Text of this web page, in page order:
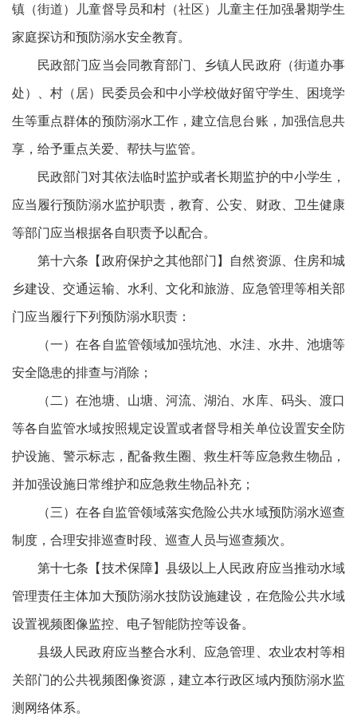
镇（街道）儿童督导员和村（社区）儿童主任加强暑期学生
家庭探访和预防溺水安全教育。
民政部门应当会同教育部门、乡镇人民政府（街道办事
处）、村（居）民委员会和中小学校做好留守学生、困境学
生等重点群体的预防溺水工作，建立信息台账，加强信息共
享，给予重点关爱、帮扶与监管。
民政部门对其依法临时监护或者长期监护的中小学生，
应当履行预防溺水监护职责，教育、公安、财政、卫生健康
等部门应当根据各自职责予以配合。
第十六条【政府保护之其他部门】自然资源、住房和城
乡建设、交通运输、水利、文化和旅游、应急管理等相关部
门应当履行下列预防溺水职责：
（一）在各自监管领域加强坑池、水洼、水井、池塘等
安全隐患的排查与消除；
（二）在池塘、山塘、河流、湖泊、水库、码头、渡口
等各自监管水域按照规定设置或者督导相关单位设置安全防
护设施、警示标志，配备救生圈、救生杆等应急救生物品，
并加强设施日常维护和应急救生物品补充；
（三）在各自监管领域落实危险公共水域预防溺水巡查
制度，合理安排巡查时段、巡查人员与巡查频次。
第十七条【技术保障】县级以上人民政府应当推动水域
管理责任主体加大预防溺水技防设施建设，在危险公共水域
设置视频图像监控、电子智能防控等设备。
县级人民政府应当整合水利、应急管理、农业农村等相
关部门的公共视频图像资源，建立本行政区域内预防溺水监
测网络体系。